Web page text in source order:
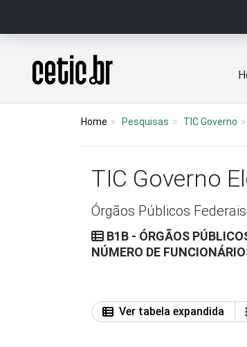
Página inicial
Home Pesquisas TIC Governo
TIC Governo
Órgãos Públicos
B1B - ÓRGÃOS
NÚMERO DE
Ver tabela expandida